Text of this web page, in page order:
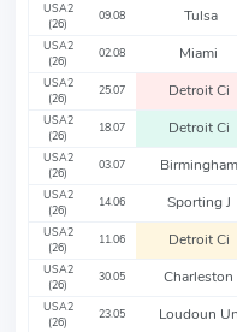
USA2
(26)
09.08 Tulsa
USA2
(26)
02.08 Miami
USA2
(26)
25.07 Detroit Ci
USA2
(26)
18.07 Detroit Ci
USA2
(26)
03.07 Birmingham
USA2
(26)
14.06 Sporting J
USA2
(26)
11.06 Detroit Ci
USA2
(26)
30.05 Charleston
USA2
(26)
23.05 Loudoun Un